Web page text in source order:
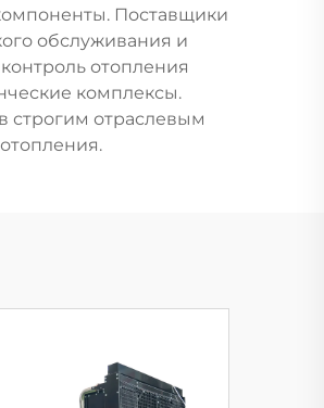
Поставщики
обслуживания и
отопления
комплексы.
строгим отраслевым